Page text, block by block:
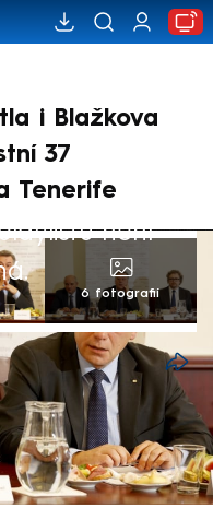
i Blažkova
37
Tenerife
není
6 fotografií
v bitcoinové
je
končícího šéfa